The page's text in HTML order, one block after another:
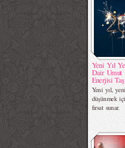
Yeni Yıl
Dair Umut
Enerjisi
Yeni yıl,
düşünmek
fırsat sunar.